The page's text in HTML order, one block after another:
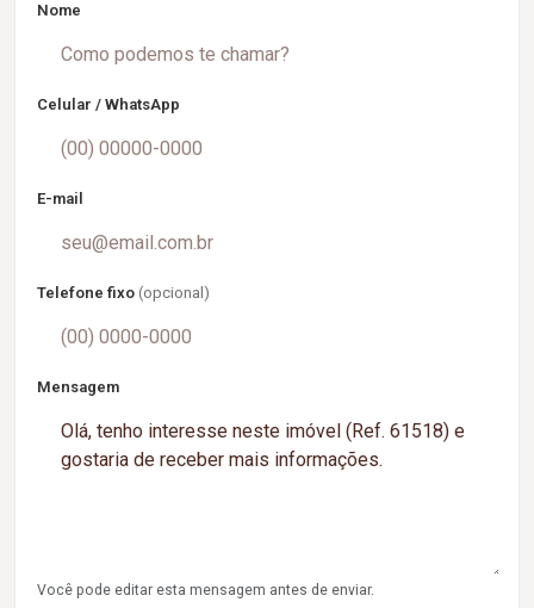
Nome
Celular / WhatsApp
E-mail
Telefone fixo (opcional)
Mensagem
Você pode editar esta mensagem antes de enviar.